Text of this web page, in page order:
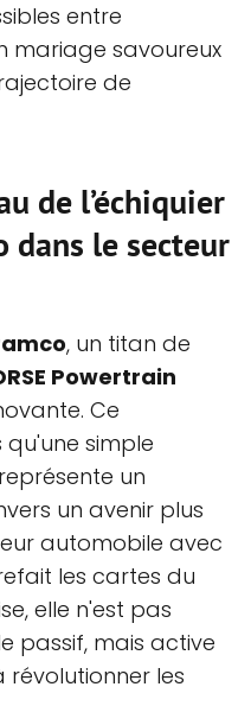
entre
mariage savoureux
de
de l’échiquier
dans le secteur
, un titan de
Powertrain
Ce
simple
un
un avenir plus
automobile avec
les cartes du
elle n'est pas
passif, mais active
les